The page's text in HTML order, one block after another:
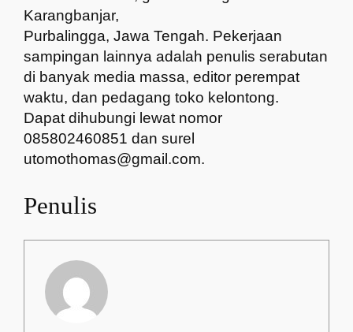
Karangbanjar,
Purbalingga, Jawa Tengah. Pekerjaan
sampingan lainnya adalah penulis serabutan
di banyak media massa, editor perempat
waktu, dan pedagang toko kelontong.
Dapat dihubungi lewat nomor
085802460851 dan surel
utomothomas@gmail.com.
Penulis